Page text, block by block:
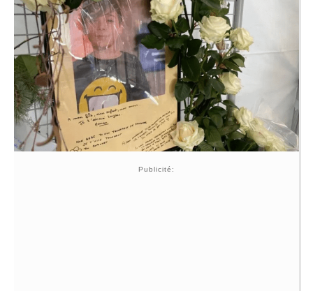
Publicité: